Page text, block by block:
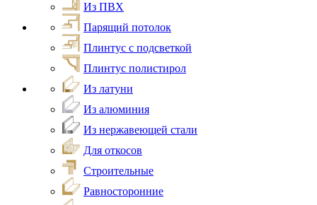
Из ПВХ
Парящий потолок
Плинтус с подсветкой
Плинтус полистирол
Из латуни
Из алюминия
Из нержавеющей стали
Для откосов
Строительные
Равносторонние